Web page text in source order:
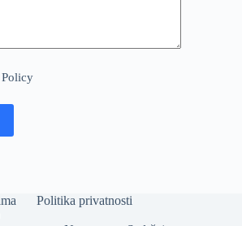
Politika privatnosti